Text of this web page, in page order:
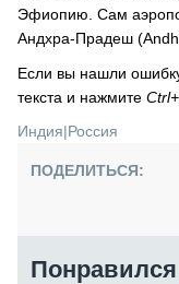
Эфиопию. Сам
Андхра-Прадеш
Если вы нашли
текста и нажмите
Индия|Россия
ПОДЕЛИТЬСЯ: